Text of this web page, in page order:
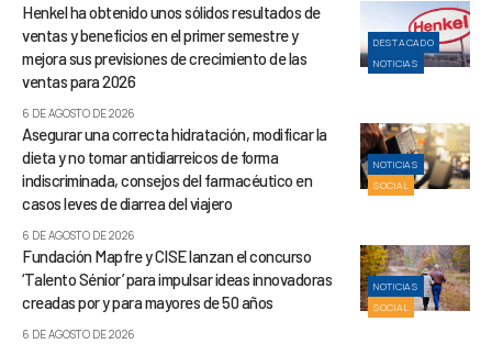
DESTACADO
NOTICIAS
Henkel ha obtenido unos sólidos resultados de
ventas y beneficios en el primer semestre y
mejora sus previsiones de crecimiento de las
ventas para 2026
6 DE AGOSTO DE 2026
NOTICIAS
SOCIAL
Asegurar una correcta hidratación, modificar la
dieta y no tomar antidiarreicos de forma
indiscriminada, consejos del farmacéutico en
casos leves de diarrea del viajero
6 DE AGOSTO DE 2026
NOTICIAS
SOCIAL
Fundación Mapfre y CISE lanzan el concurso
‘Talento Sénior’ para impulsar ideas innovadoras
creadas por y para mayores de 50 años
6 DE AGOSTO DE 2026